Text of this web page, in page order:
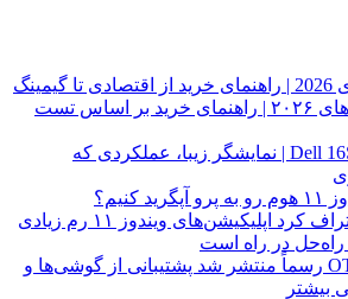
بهترین کروم‌بوک‌های ۲۰۲۶ | راهنمای خرید بر اساس تست
بررسی لپ‌تاپ Dell 16S | نمایشگر زیبا، عملکردی که
مایکروسافت اعتراف کرد اپلیکیشن‌های ویندوز ۱۱ رم زیادی
در راه است
اوبونتو تاچ OTA 2.0 رسماً منتشر شد پشتیبانی از گوشی‌ها و
بیشتر